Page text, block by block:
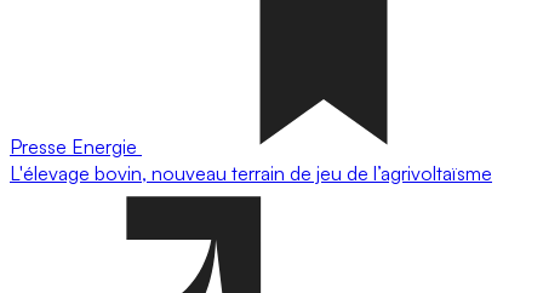
Presse Energie
L'élevage bovin, nouveau terrain de jeu de l’agrivoltaïsme